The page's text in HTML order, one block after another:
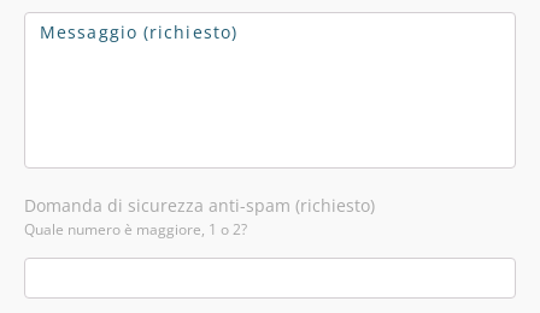
Domanda di sicurezza anti-spam (richiesto)
Quale numero è maggiore, 1 o 2?